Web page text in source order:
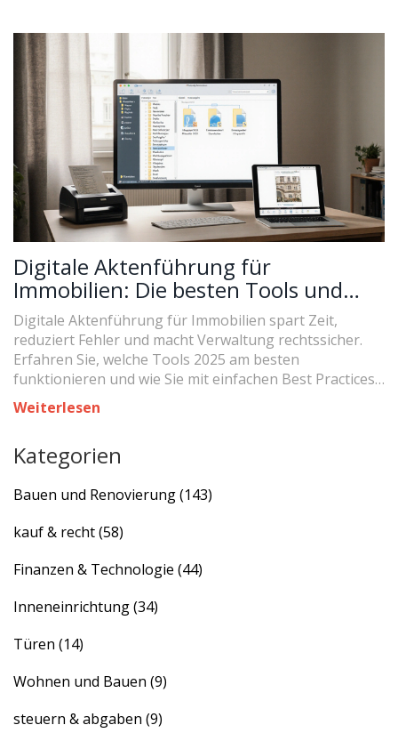
Digitale Aktenführung für
Immobilien: Die besten Tools und
praktischen Best Practices 2025
Digitale Aktenführung für Immobilien spart Zeit,
reduziert Fehler und macht Verwaltung rechtssicher.
Erfahren Sie, welche Tools 2025 am besten
funktionieren und wie Sie mit einfachen Best Practices
starten.
Weiterlesen
Kategorien
Bauen und Renovierung(143)
kauf & recht(58)
Finanzen & Technologie (44)
Inneneinrichtung(34)
Türen (14)
Wohnen und Bauen (9)
steuern & abgaben (9)